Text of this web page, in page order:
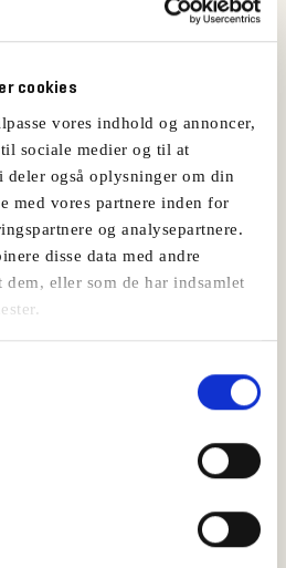
cookies
vores indhold og annoncer,
sociale medier og til at
også oplysninger om din
med vores partnere inden for
og analysepartnere.
disse data med andre
eller som de har indsamlet
også kunne lide: